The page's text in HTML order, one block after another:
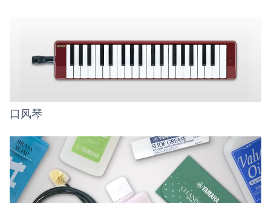
口风琴